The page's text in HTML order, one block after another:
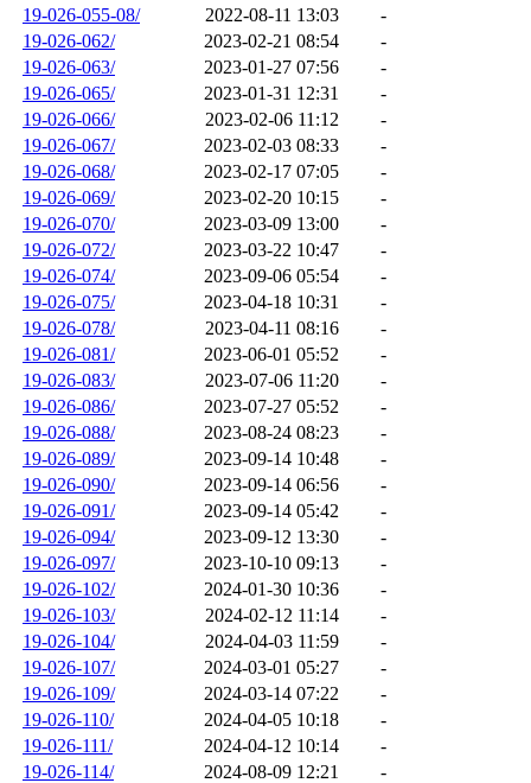
19-026-055-08/
2022-08-11 13:03
-
19-026-062/
2023-02-21 08:54
-
19-026-063/
2023-01-27 07:56
-
19-026-065/
2023-01-31 12:31
-
19-026-066/
2023-02-06 11:12
-
19-026-067/
2023-02-03 08:33
-
19-026-068/
2023-02-17 07:05
-
19-026-069/
2023-02-20 10:15
-
19-026-070/
2023-03-09 13:00
-
19-026-072/
2023-03-22 10:47
-
19-026-074/
2023-09-06 05:54
-
19-026-075/
2023-04-18 10:31
-
19-026-078/
2023-04-11 08:16
-
19-026-081/
2023-06-01 05:52
-
19-026-083/
2023-07-06 11:20
-
19-026-086/
2023-07-27 05:52
-
19-026-088/
2023-08-24 08:23
-
19-026-089/
2023-09-14 10:48
-
19-026-090/
2023-09-14 06:56
-
19-026-091/
2023-09-14 05:42
-
19-026-094/
2023-09-12 13:30
-
19-026-097/
2023-10-10 09:13
-
19-026-102/
2024-01-30 10:36
-
19-026-103/
2024-02-12 11:14
-
19-026-104/
2024-04-03 11:59
-
19-026-107/
2024-03-01 05:27
-
19-026-109/
2024-03-14 07:22
-
19-026-110/
2024-04-05 10:18
-
19-026-111/
2024-04-12 10:14
-
19-026-114/
2024-08-09 12:21
-